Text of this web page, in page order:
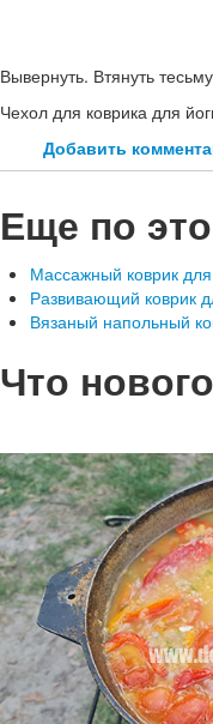
Вывернуть. Втянуть
Чехол для коврика для
Добавить
Еще по
Массажный коврик
Развивающий коврик
Вязаный напольный
Что